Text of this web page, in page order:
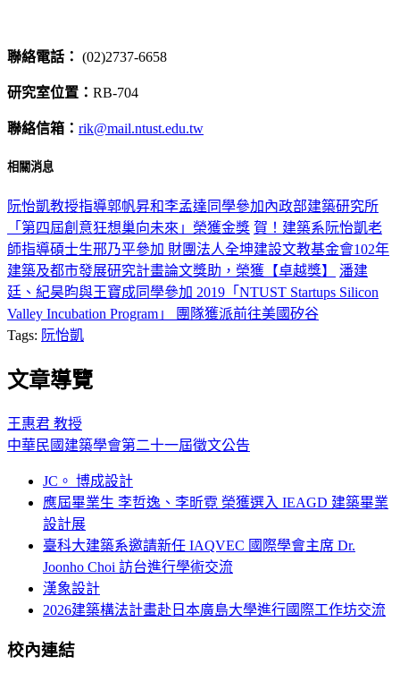
聯絡電話： (02)2737-6658
研究室位置： RB-704
聯絡信箱： rik@mail.ntust.edu.tw
相關消息
阮怡凱教授指導郭帆昇和李孟達同學參加內政部建築研究所
「第四屆創意狂想巢向未來」榮獲金獎 賀！建築系阮怡凱老
師指導碩士生邢乃平參加 財團法人全坤建設文教基金會102年
建築及都市發展研究計畫論文獎助，榮獲【卓越獎】
潘建
廷、紀昊昀與王寶成同學參加 2019「NTUST Startups Silicon
Valley Incubation Program」 團隊獲派前往美國矽谷
Tags: 阮怡凱
文章導覽
王惠君 教授
中華民國建築學會第二十一屆徵文公告
JC。 博成設計
應屆畢業生 李哲逸、李昕霓 榮獲選入 IEAGD 建築畢業
設計展
臺科大建築系邀請新任 IAQVEC 國際學會主席 Dr.
Joonho Choi 訪台進行學術交流
漢象設計
2026建築構法計畫赴日本廣島大學進行國際工作坊交流
校內連結